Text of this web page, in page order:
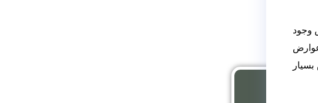
وجود